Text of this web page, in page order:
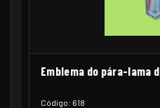
Emblema do pára-lama
Código: 618